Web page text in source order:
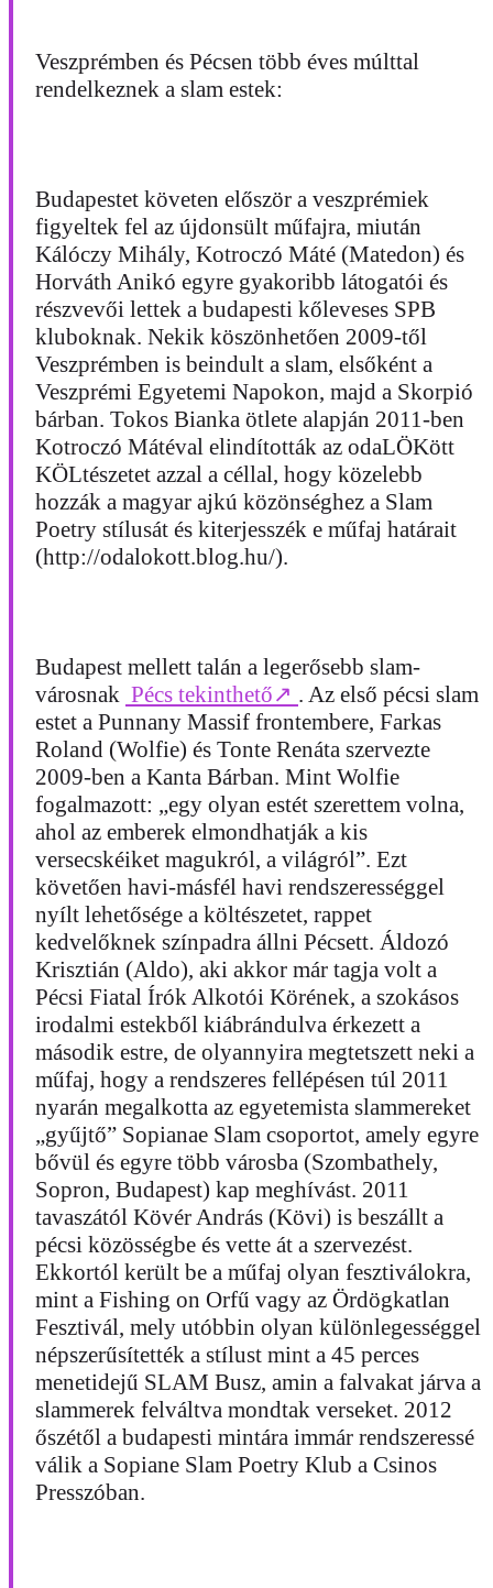
Veszprémben és Pécsen több éves múlttal
rendelkeznek a slam estek:
Budapestet követen először a veszprémiek
figyeltek fel az újdonsült műfajra, miután
Kálóczy Mihály, Kotroczó Máté (Matedon) és
Horváth Anikó egyre gyakoribb látogatói és
részvevői lettek a budapesti kőleveses SPB
kluboknak. Nekik köszönhetően 2009-től
Veszprémben is beindult a slam, elsőként a
Veszprémi Egyetemi Napokon, majd a Skorpió
bárban. Tokos Bianka ötlete alapján 2011-ben
Kotroczó Mátéval elindították az odaLÖKött
KÖLtészetet azzal a céllal, hogy közelebb
hozzák a magyar ajkú közönséghez a Slam
Poetry stílusát és kiterjesszék e műfaj határait
(http://odalokott.blog.hu/).
Budapest mellett talán a legerősebb slam-
városnak Pécs tekinthető↗ . Az első pécsi slam
estet a Punnany Massif frontembere, Farkas
Roland (Wolfie) és Tonte Renáta szervezte
2009-ben a Kanta Bárban. Mint Wolfie
fogalmazott: „egy olyan estét szerettem volna,
ahol az emberek elmondhatják a kis
versecskéiket magukról, a világról”. Ezt
követően havi-másfél havi rendszerességgel
nyílt lehetősége a költészetet, rappet
kedvelőknek színpadra állni Pécsett. Áldozó
Krisztián (Aldo), aki akkor már tagja volt a
Pécsi Fiatal Írók Alkotói Körének, a szokásos
irodalmi estekből kiábrándulva érkezett a
második estre, de olyannyira megtetszett neki a
műfaj, hogy a rendszeres fellépésen túl 2011
nyarán megalkotta az egyetemista slammereket
„gyűjtő” Sopianae Slam csoportot, amely egyre
bővül és egyre több városba (Szombathely,
Sopron, Budapest) kap meghívást. 2011
tavaszától Kövér András (Kövi) is beszállt a
pécsi közösségbe és vette át a szervezést.
Ekkortól került be a műfaj olyan fesztiválokra,
mint a Fishing on Orfű vagy az Ördögkatlan
Fesztivál, mely utóbbin olyan különlegességgel
népszerűsítették a stílust mint a 45 perces
menetidejű SLAM Busz, amin a falvakat járva a
slammerek felváltva mondtak verseket. 2012
őszétől a budapesti mintára immár rendszeressé
válik a Sopiane Slam Poetry Klub a Csinos
Presszóban.